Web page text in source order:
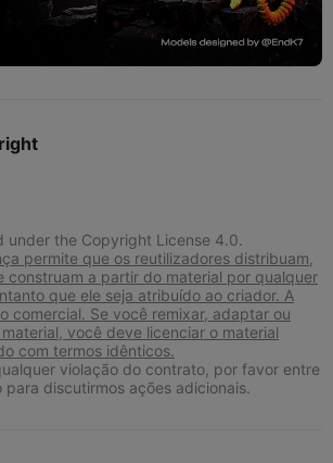
under the Copyright License 4.0.
permite que os reutilizadores distribuam,
construam a partir do material por qualquer
que ele seja atribuído ao criador. A
comercial. Se você remixar, adaptar ou
você deve licenciar o material
com termos idênticos.
violação do contrato, por favor entre
discutirmos ações adicionais.